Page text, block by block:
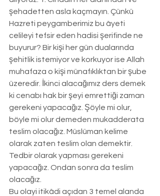
şehadetten asla kaçmayın. Çünkü
Hazreti peygamberimiz bu âyeti
celileyi tefsir eden hadisi şerifinde ne
buyurur? Bir kişi her gün dualarında
şehitlik istemiyor ve korkuyor ise Allah
muhafaza o kişi münafıklıktan bir şube
üzeredir. İkinci alacağımız ders demek
ki cenabı hak bir şeyi emrettiği zaman
gerekeni yapacağız. Şöyle mi olur,
böyle mi olur demeden mukadderata
teslim olacağız. Müslüman kelime
olarak zaten teslim olan demektir.
Tedbir olarak yapması gerekeni
yapacağız. Ondan sonra da teslim
olacağız.
Bu olayi itikâdi açıdan 3 temel alanda